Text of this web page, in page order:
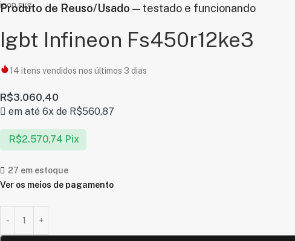
Produto de Reuso/Usado — testado e funcionando
Igbt Infineon Fs450r12ke3
14 itens vendidos nos últimos 3 dias
R$3.060,40
em até 6x de R$560,87
R$2.570,74 Pix
27 em estoque
Ver os meios de pagamento